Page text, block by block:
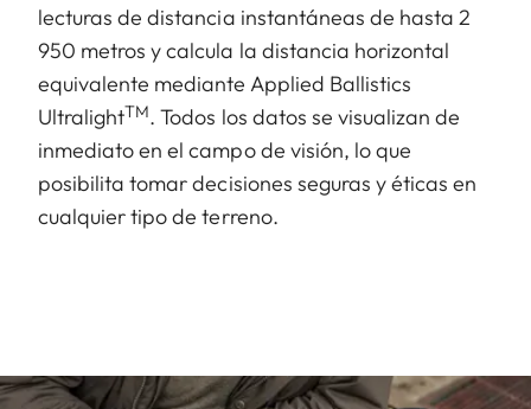
lecturas de distancia instantáneas de hasta 2
950 metros y calcula la distancia horizontal
equivalente mediante Applied Ballistics
UltralightTM. Todos los datos se visualizan de
inmediato en el campo de visión, lo que
posibilita tomar decisiones seguras y éticas en
cualquier tipo de terreno.